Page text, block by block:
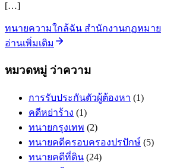
[…]
ทนายความใกล้ฉัน สำนักงานกฏหมาย
อ่านเพิ่มเติม
หมวดหมู่ ว่าความ
การรับประกันตัวผู้ต้องหา (1)
คดีหย่าร้าง (1)
ทนายกรุงเทพ (2)
ทนายคดีครอบครองปรปักษ์ (5)
ทนายคดีที่ดิน (24)